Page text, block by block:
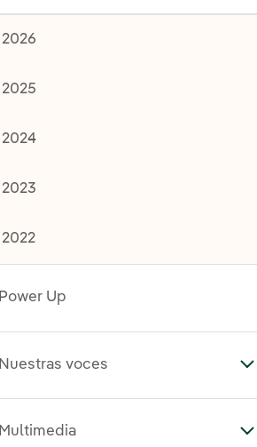
2026
2025
2024
2023
2022
Power Up
Nuestras voces
Multimedia